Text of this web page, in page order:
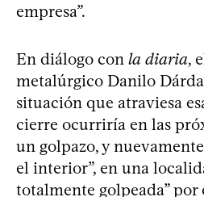
empresa”.
En diálogo con la diaria,
metalúrgico Danilo
situación que atraviesa
cierre ocurriría en las
un golpazo, y
el interior”, en una
totalmente golpeada”